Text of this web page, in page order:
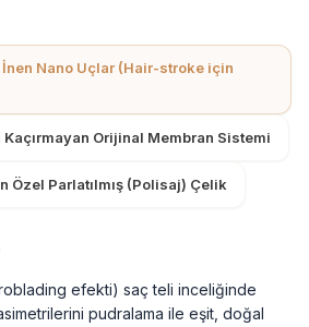
Nano Uçlar (Hair-stroke için
Orijinal Membran Sistemi
Özel Parlatılmış (Polisaj) Çelik
efekti) saç teli inceliğinde
pudralama ile eşit, doğal